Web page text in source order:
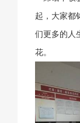
起，大家都
们更多的人
花。